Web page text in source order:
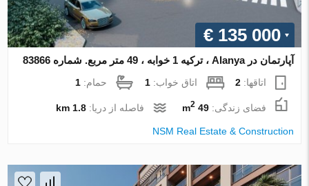
€ 135 000
آپارتمان در Alanya ، ترکیه 1 خوابه ، 49 متر مربع. شماره 83866
اتاقها:2 اتاق خواب:1 حمام:1
فضای زندگی:49 m
2 فاصله از دریا:1.8 km
NSM Real Estate & Construction